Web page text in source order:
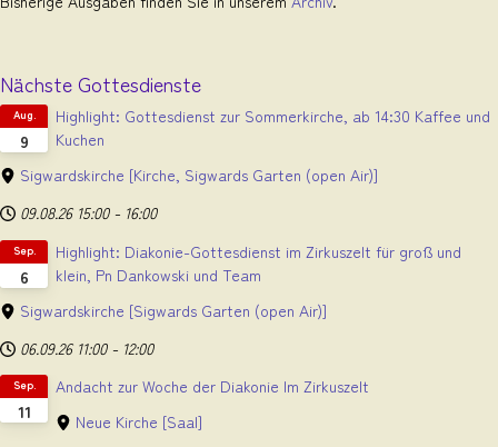
Nächste Gottesdienste
9
Aug.
Highlight: Gottesdienst zur Sommerkirche, ab 14:30 Kaffee und
Kuchen
Sigwardskirche [Kirche, Sigwards Garten (open Air)]
09.08.26 15:00 - 16:00
6
Sep.
Highlight: Diakonie-Gottesdienst im Zirkuszelt für groß und
klein, Pn Dankowski und Team
Sigwardskirche [Sigwards Garten (open Air)]
06.09.26 11:00 - 12:00
11
Sep.
Andacht zur Woche der Diakonie Im Zirkuszelt
Neue Kirche [Saal]